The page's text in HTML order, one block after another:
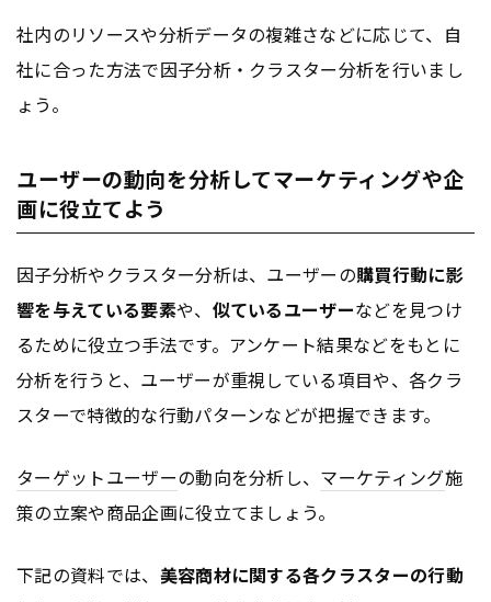
社内のリソースや分析データの複雑さなどに応じて、自
社に合った方法で因子分析・クラスター分析を行いまし
ょう。
ユーザーの動向を分析してマーケティングや企
画に役立てよう
因子分析やクラスター分析は、ユーザーの購買行動に影
響を与えている要素や、 似ているユーザーなどを見つけ
るために役立つ手法です。アンケート結果などをもとに
分析を行うと、ユーザーが重視している項目や、各クラ
スターで特徴的な行動パターンなどが把握できます。
ターゲットユーザーの動向を分析し、 マーケティング施
策の立案や商品企画に役立てましょう。
下記の資料では、 美容商材に関する各クラスターの行動